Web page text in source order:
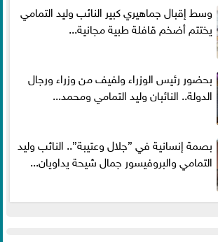
وسط إقبال جماهيري كبير النائب وليد التمامي
يختتم أضخم قافلة طبية مجانية...
بحضور رئيس الوزراء ولفيف من وزراء ورجال
الدولة.. النائبان وليد التمامي ومحمد...
بصمة إنسانية في ”جلال وعتيبة”.. النائب وليد
التمامي والبروفيسور جمال شيحة يداويان...